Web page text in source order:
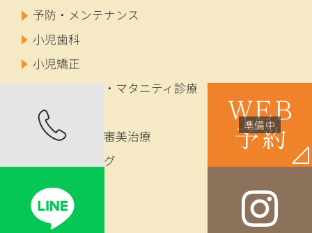
予防・メンテナンス
小児歯科
小児矯正
妊婦歯科健診・マタニティ診療
成人矯正
セラミック・審美治療
ホワイトニング
インプラント
入れ歯